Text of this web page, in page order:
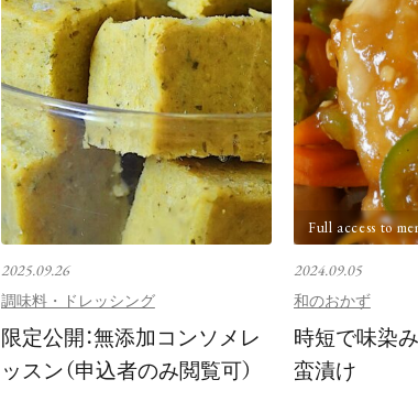
2025.09.26
調味料・ドレッシング
限定公開：無添加コンソメレ
ッスン（申込者のみ閲覧可）
Full access to
2024.09.05
和のおかず
時短で味染
蛮漬け